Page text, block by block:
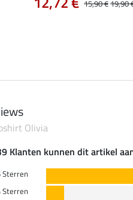
15,90 €19,90
Olivia
Klanten kunnen dit artikel
Sterren
Sterren